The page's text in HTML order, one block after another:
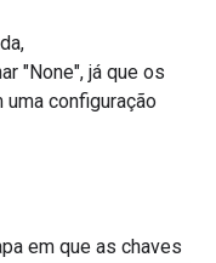
"None", já que os
configuração
em que as chaves